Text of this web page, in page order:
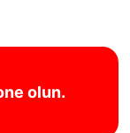
olun.